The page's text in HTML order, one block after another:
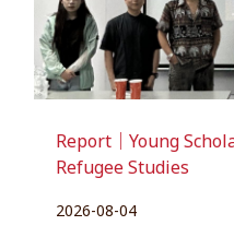
Report｜Young
Refugee Studies
2026-08-04